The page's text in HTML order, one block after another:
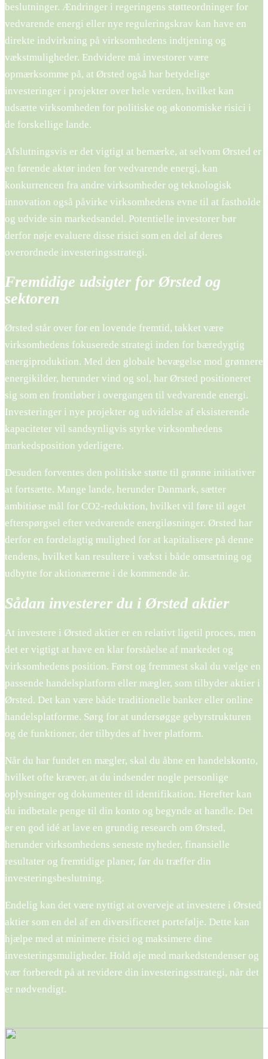
beslutninger. Ændringer i regeringens støtteordninger for
vedvarende energi eller nye reguleringskrav kan have en
direkte indvirkning på virksomhedens indtjening og
vækstmuligheder. Endvidere må investorer være
opmærksomme på, at Ørsted også har betydelige
investeringer i projekter over hele verden, hvilket kan
udsætte virksomheden for politiske og økonomiske risici i
de forskellige lande.
Afslutningsvis er det vigtigt at bemærke, at selvom Ørsted er
en førende aktør inden for vedvarende energi, kan
konkurrencen fra andre virksomheder og teknologisk
innovation også påvirke virksomhedens evne til at fastholde
og udvide sin markedsandel. Potentielle investorer bør
derfor nøje evaluere disse risici som en del af deres
overordnede investeringsstrategi.
Fremtidige udsigter for Ørsted og
sektoren
Ørsted står over for en lovende fremtid, takket være
virksomhedens fokuserede strategi inden for bæredygtig
energiproduktion. Med den globale bevægelse mod grønnere
energikilder, herunder vind og sol, har Ørsted positioneret
sig som en frontløber i overgangen til vedvarende energi.
Investeringer i nye projekter og udvidelse af eksisterende
kapaciteter vil sandsynligvis styrke virksomhedens
markedsposition yderligere.
Desuden forventes den politiske støtte til grønne initiativer
at fortsætte. Mange lande, herunder Danmark, sætter
ambitiøse mål for CO2-reduktion, hvilket vil føre til øget
efterspørgsel efter vedvarende energiløsninger. Ørsted har
derfor en fordelagtig mulighed for at kapitalisere på denne
tendens, hvilket kan resultere i vækst i både omsætning og
udbytte for aktionærerne i de kommende år.
Sådan investerer du i Ørsted aktier
At investere i Ørsted aktier er en relativt ligetil proces, men
det er vigtigt at have en klar forståelse af markedet og
virksomhedens position. Først og fremmest skal du vælge en
passende handelsplatform eller mægler, som tilbyder aktier i
Ørsted. Det kan være både traditionelle banker eller online
handelsplatforme. Sørg for at undersøgge gebyrstrukturen
og de funktioner, der tilbydes af hver platform.
Når du har fundet en mægler, skal du åbne en handelskonto,
hvilket ofte kræver, at du indsender nogle personlige
oplysninger og dokumenter til identifikation. Herefter kan
du indbetale penge til din konto og begynde at handle. Det
er en god idé at lave en grundig research om Ørsted,
herunder virksomhedens seneste nyheder, finansielle
resultater og fremtidige planer, før du træffer din
investeringsbeslutning.
Endelig kan det være nyttigt at overveje at investere i Ørsted
aktier som en del af en diversificeret portefølje. Dette kan
hjælpe med at minimere risici og maksimere dine
investeringsmuligheder. Hold øje med markedstendenser og
vær forberedt på at revidere din investeringsstrategi, når det
er nødvendigt.